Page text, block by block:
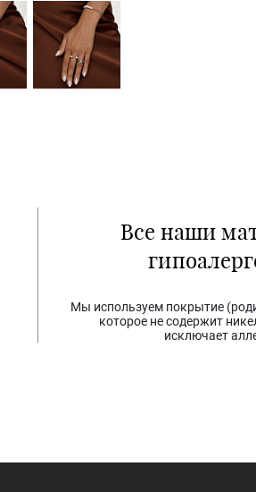
Все наши
Мы используем покрытие
которое не содержит
исключает